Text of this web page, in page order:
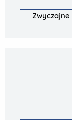
Zwyczajne